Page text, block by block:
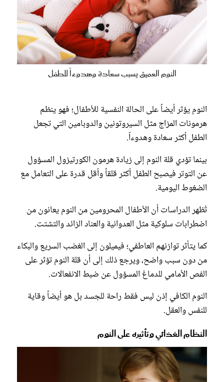
النوم العميق يسبب سعادة وهدوءاً للطفل
النوم يؤثر أيضاً على الحالة النفسية للأطفال؛ فهو ينظم
هرمونات المزاج مثل السيروتونين والدوبامين التي تجعل
الطفل أكثر سعادة وهدوءاً.
بينما تؤدي قلة النوم إلى زيادة هرمون الكورتيزول المسؤول
عن التوتر فيصبح الطفل أكثر قلقاً وأقل قدرة على التعامل مع
الضغوط اليومية.
تُظهر الدراسات أن الأطفال المحرومين من النوم يعانون من
اضطرابات سلوكية مثل العدوانية والعناد الزائد والتشتت.
كما يتأثر توازنهم العاطفي؛ فيميلون إلى الغضب السريع والبكاء
من دون سبب واضح، ويرجع ذلك إلى أن قلة النوم تؤثر على
الفص الأمامي للدماغ المسؤول عن ضبط الانفعالات.
النوم الكافي إذن ليس فقط راحة للجسد بل هو أيضاً وقاية
للنفس والعقل.
النظام الغذائي وتأثيره على النوم